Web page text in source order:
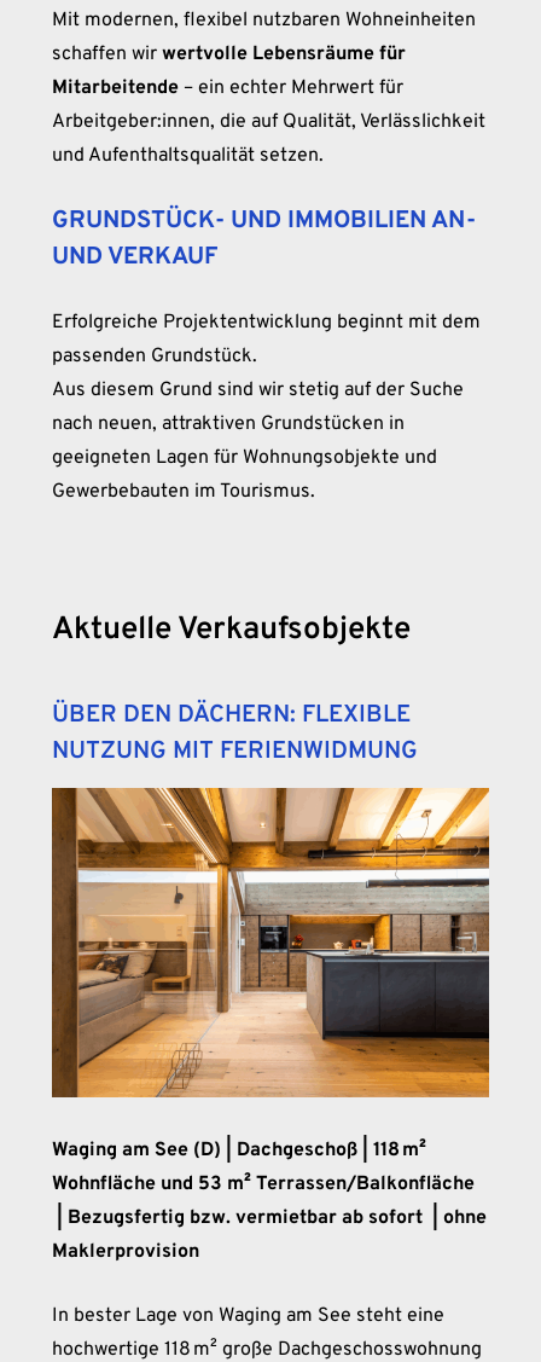
Mit modernen, flexibel nutzbaren Wohneinheiten
schaffen wir wertvolle Lebensräume für
Mitarbeitende– ein echter Mehrwert für
Arbeitgeber:innen, die auf Qualität, Verlässlichkeit
und Aufenthaltsqualität setzen.
GRUNDSTÜCK- UND IMMOBILIEN AN-
UND VERKAUF
Erfolgreiche Projektentwicklung beginnt mit dem
passenden Grundstück.
Aus diesem Grund sind wir stetig auf der Suche
nach neuen, attraktiven Grundstücken in
geeigneten Lagen für Wohnungsobjekte und
Gewerbebauten im Tourismus.
Aktuelle Verkaufsobjekte
ÜBER DEN DÄCHERN: FLEXIBLE
NUTZUNG MIT FERIENWIDMUNG
Waging am See (D) | Dachgeschoß | 118 m²
Wohnfläche und 53 m² Terrassen/Balkonfläche
| Bezugsfertig bzw. vermietbar ab sofort | ohne
Maklerprovision
In bester Lage von Waging am See steht eine
hochwertige 118 m² große Dachgeschosswohnung